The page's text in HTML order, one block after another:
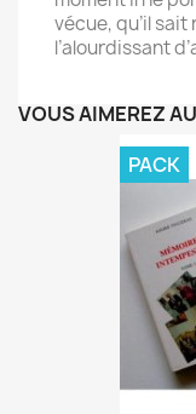
vécue, qu’il
l’alourdissant
VOUS AIMEREZ
PACK